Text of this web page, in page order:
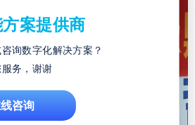
案提供商
询数字化解决方案？
务，谢谢
咨询